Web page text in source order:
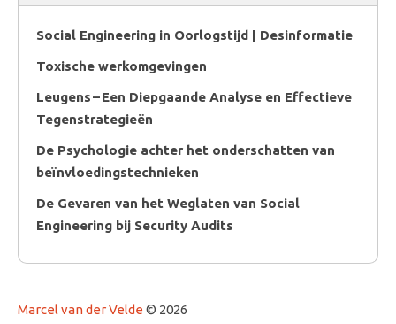
Social Engineering in Oorlogstijd | Desinformatie
Toxische werkomgevingen
Leugens – Een Diepgaande Analyse en Effectieve
Tegenstrategieën
De Psychologie achter het onderschatten van
beïnvloedingstechnieken
De Gevaren van het Weglaten van Social
Engineering bij Security Audits
Marcel van der Velde © 2026